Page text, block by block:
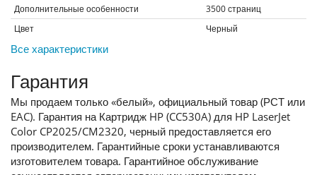
Дополнительные особенности
3500 страниц
Цвет
Черный
Все характеристики
Гарантия
Мы продаем только «белый», официальный товар (РСТ или
EAC). Гарантия на Картридж HP (CC530A) для HP LaserJet
Color CP2025/CM2320, черный предоставляется его
производителем. Гарантийные сроки устанавливаются
изготовителем товара. Гарантийное обслуживание